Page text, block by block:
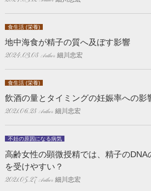
食生活 (栄養)
地中海食が精子の質へ及ぼす影響
2024.03.08 細川忠宏
食生活 (栄養)
飲酒の量とタイミングの妊娠率への影
2021.06.28 細川忠宏
不妊の原因になる病気
高齢女性の顕微授精では、精子のDNA
を受けやすい？
2021.05.27 細川忠宏